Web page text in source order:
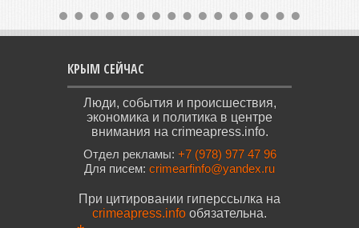
КРЫМ СЕЙЧАС
Люди, события и происшествия,
экономика и политика в центре
внимания на crimeapress.info.
Отдел рекламы: +7 (978) 977 47 96
Для писем: crimearfinfo@yandex.ru
При цитировании гиперссылка на
crimeapress.info обязательна.